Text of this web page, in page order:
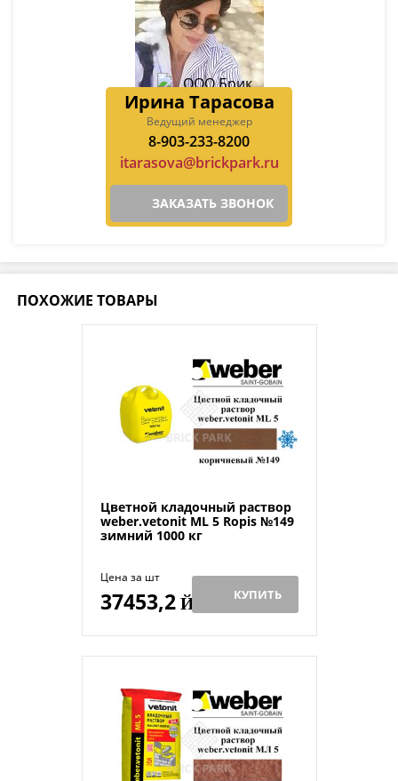
Ирина Тарасова
Ведущий менеджер
8-903-233-8200
itarasova@brickpark.ru
ЗАКАЗАТЬ ЗВОНОК
ПОХОЖИЕ ТОВАРЫ
Цветной кладочный раствор
weber.vetonit ML 5 Ropis №149
зимний 1000 кг
Цена за шт
37453,2Й КУПИТЬ